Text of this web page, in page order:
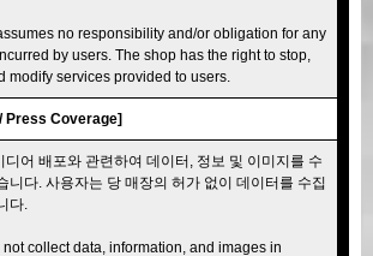
no responsibility and/or obligation for any
by users. The shop has the right to stop,
modify services provided to users.
Press Coverage]
디어 배포와 관련하여 데이터, 정보 및 이미지를 수
니다. 사용자는 당 매장의 허가 없이 데이터를 수집
다.
not collect data, information, and images in